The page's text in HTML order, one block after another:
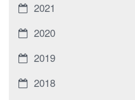
2021
2020
2019
2018